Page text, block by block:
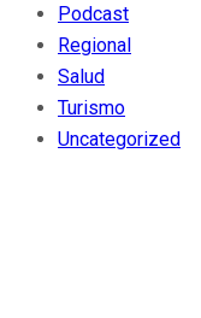
Podcast
Regional
Salud
Turismo
Uncategorized